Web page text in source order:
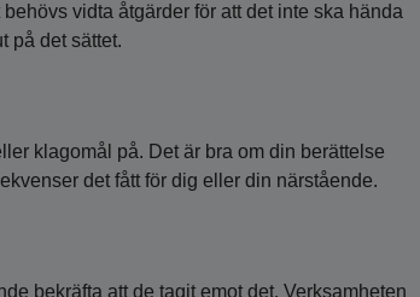
vidta åtgärder för att det inte ska hända
på det sättet.
klagomål på. Det är bra om din berättelse
det fått för dig eller din närstående.
bekräfta att de tagit emot det. Verksamheten